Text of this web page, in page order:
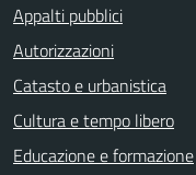
Appalti pubblici
Autorizzazioni
Catasto e urbanistica
Cultura e tempo libero
Educazione e formazione